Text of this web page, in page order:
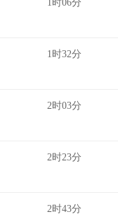
1时06分
1时32分
2时03分
2时23分
2时43分